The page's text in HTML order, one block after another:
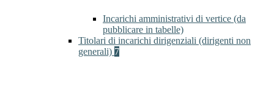
Incarichi amministrativi di vertice (da
pubblicare in tabelle)
Titolari di incarichi dirigenziali (dirigenti non
generali) 7